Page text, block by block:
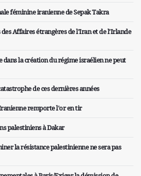
féminine iranienne de Sepak Takra
Affaires étrangères de l'Iran et de l'Irlande
dans la création du régime israélien ne peut
de ces dernières années
remporte l'or en tir
palestiniens à Dakar
la résistance palestinienne ne sera pas